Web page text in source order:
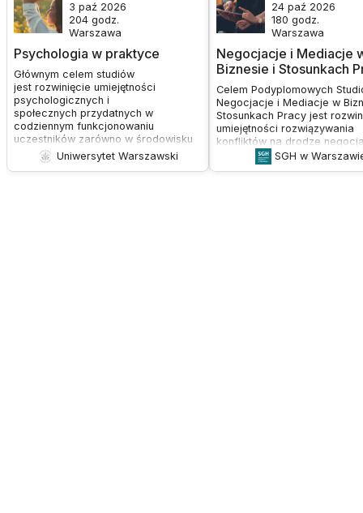
Psychologia w praktyce
3 paź 2026
204 godz.
Warszawa
Głównym celem studiów
jest rozwinięcie umiejętności
psychologicznych i
społecznych przydatnych w
codziennym funkcjonowaniu
uczestników zarówno w środowisku
pracy, jak i poza nim.
Uniwersytet Warszawski
Negocjacje i Mediacje
Biznesie i Stosunkach
24 paź 2026
180 godz.
Warszawa
Celem Podyplomowych
Negocjacje i Mediacje w
Stosunkach Pracy jest
umiejętności rozwiązywania
konfliktów na drodze
mediacji w
innych organizacjach.
SGH w